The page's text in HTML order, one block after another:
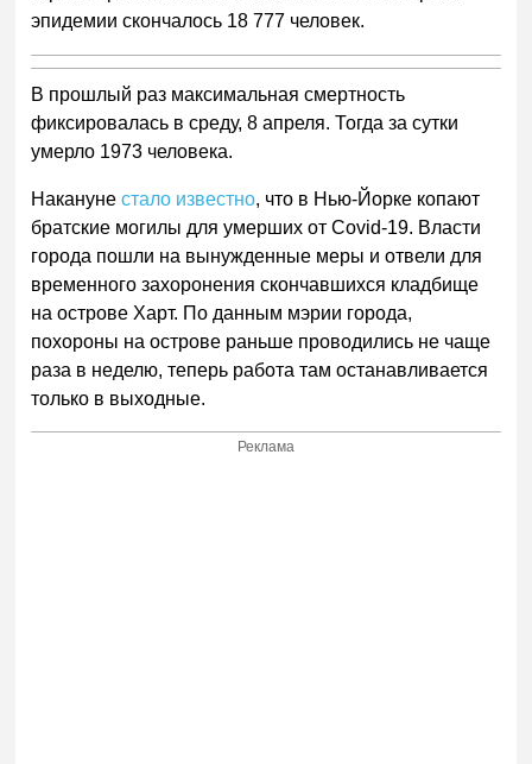
эпидемии скончалось 18 777 человек.
В прошлый раз максимальная смертность
фиксировалась в среду, 8 апреля. Тогда за сутки
умерло 1973 человека.
Наканунестало известно, что в Нью-Йорке копают
братские могилы для умерших от Covid-19. Власти
города пошли на вынужденные меры и отвели для
временного захоронения скончавшихся кладбище
на острове Харт. По данным мэрии города,
похороны на острове раньше проводились не чаще
раза в неделю, теперь работа там останавливается
только в выходные.
Реклама